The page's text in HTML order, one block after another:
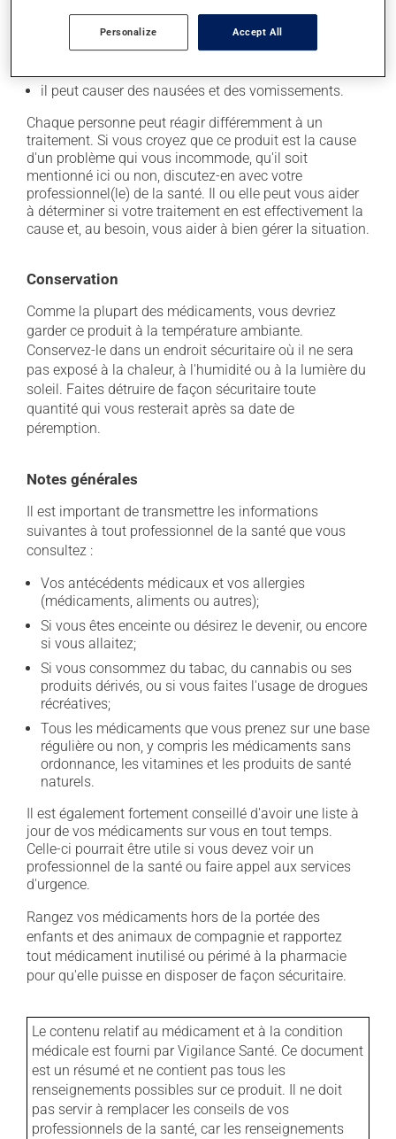
il peut diminuer l'appétit;
il peut causer de la constipation - pour la prévenir,
il peut causer des nausées et des vomissements.
Chaque personne peut réagir différemment à un
traitement. Si vous croyez que ce produit est la cause
d'un problème qui vous incommode, qu'il soit
mentionné ici ou non, discutez-en avec votre
professionnel(le) de la santé. Il ou elle peut vous aider
à déterminer si votre traitement en est effectivement la
cause et, au besoin, vous aider à bien gérer la situation.
Conservation
Comme la plupart des médicaments, vous devriez
garder ce produit à la température ambiante.
Conservez-le dans un endroit sécuritaire où il ne sera
pas exposé à la chaleur, à l'humidité ou à la lumière du
soleil. Faites détruire de façon sécuritaire toute
quantité qui vous resterait après sa date de
péremption.
Notes générales
Il est important de transmettre les informations
suivantes à tout professionnel de la santé que vous
consultez :
Vos antécédents médicaux et vos allergies
(médicaments, aliments ou autres);
Si vous êtes enceinte ou désirez le devenir, ou encore
si vous allaitez;
Si vous consommez du tabac, du cannabis ou ses
produits dérivés, ou si vous faites l'usage de drogues
récréatives;
Tous les médicaments que vous prenez sur une base
régulière ou non, y compris les médicaments sans
ordonnance, les vitamines et les produits de santé
naturels.
Il est également fortement conseillé d'avoir une liste à
jour de vos médicaments sur vous en tout temps.
Celle-ci pourrait être utile si vous devez voir un
professionnel de la santé ou faire appel aux services
d'urgence.
Rangez vos médicaments hors de la portée des
enfants et des animaux de compagnie et rapportez
tout médicament inutilisé ou périmé à la pharmacie
pour qu'elle puisse en disposer de façon sécuritaire.
Le contenu relatif au médicament et à la condition
médicale est fourni par Vigilance Santé. Ce document
est un résumé et ne contient pas tous les
renseignements possibles sur ce produit. Il ne doit
pas servir à remplacer les conseils de vos
professionnels de la santé, car les renseignements
Personalize Accept All